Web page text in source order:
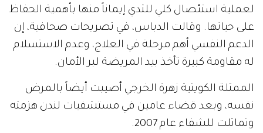
لعملية استئصال كلي للثدي إيماناً منها بأهمية الحفاظ
على حياتها. وقالت الدباس، في تصريحات صحافية، إن
الدعم النفسي أهم مرحلة في العلاج، وعدم الاستسلام
له مقاومة كبيرة تأخذ بيد المريضة لبر الأمان.
الممثلة الكويتية زهرة الخرجي أصيبت أيضاً بالمرض
نفسه، وبعد قضاء عامين في مستشفيات لندن هزمته
وتماثلت للشفاء عام 2007.